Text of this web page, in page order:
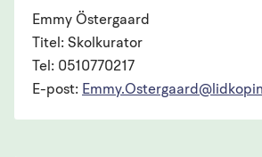
Emmy Östergaard
Titel: Skolkurator
Tel: 0510770217
E-post: